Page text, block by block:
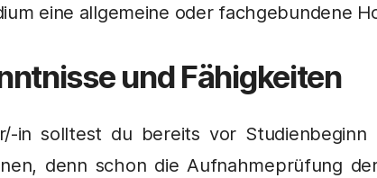
eine allgemeine oder fachgebundene
und Fähigkeiten
in solltest du bereits vor Studienbeginn
denn schon die Aufnahmeprüfung